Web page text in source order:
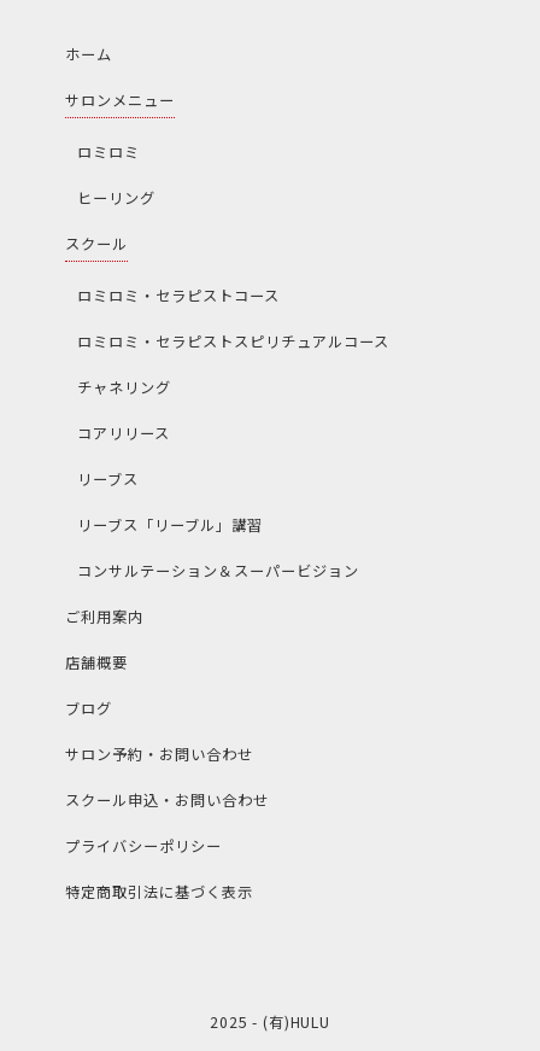
ホーム
サロンメニュー
ロミロミ
ヒーリング
スクール
ロミロミ・セラピストコース
ロミロミ・セラピストスピリチュアルコース
チャネリング
コアリリース
リーブス
リーブス「リーブル」講習
コンサルテーション＆スーパービジョン
ご利用案内
店舗概要
ブログ
サロン予約・お問い合わせ
スクール申込・お問い合わせ
プライバシーポリシー
特定商取引法に基づく表示
2025 - (有)HULU